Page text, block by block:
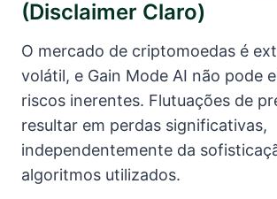
(disclaimer Claro)
O mercado de criptomoedas é
volátil, e Gain Mode AI não pode
riscos inerentes. Flutuações de
resultar em perdas significativas,
independentemente da
algoritmos utilizados.